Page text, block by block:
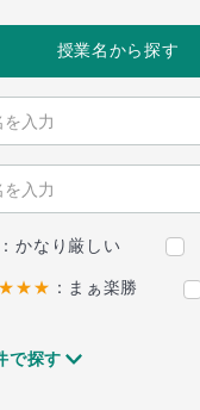
授業名から探す
：かなり厳しい
：まぁ楽勝
で探す